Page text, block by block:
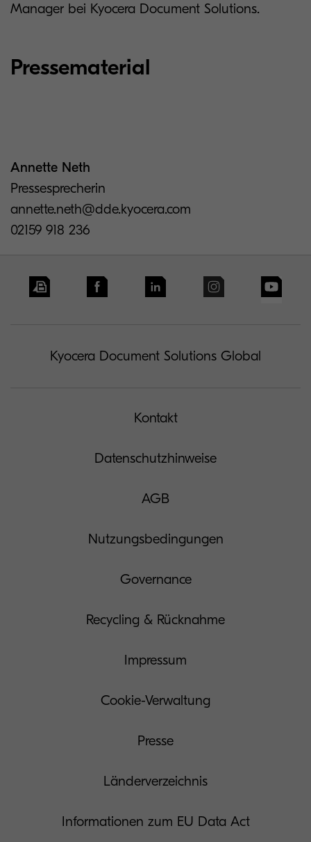
Manager bei Kyocera Document Solutions.
Pressematerial
Annette Neth
Pressesprecherin
annette.neth@dde.kyocera.com
02159 918 236
Kyocera Document Solutions Global
Kontakt
Datenschutzhinweise
AGB
Nutzungsbedingungen
Governance
Recycling & Rücknahme
Impressum
Cookie-Verwaltung
Presse
Länderverzeichnis
Informationen zum EU Data Act